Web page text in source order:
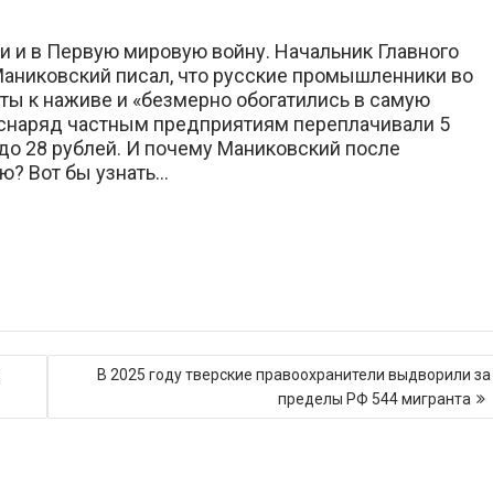
в Первую мировую войну. Начальник Главного
писал, что русские промышленники во
к наживе и «безмерно обогатились в самую
частным предприятиям переплачивали 5
28 рублей. И почему Маниковский после
Вот бы узнать…
В 2025 году тверские правоохранители выдворили за
пределы РФ 544 мигранта